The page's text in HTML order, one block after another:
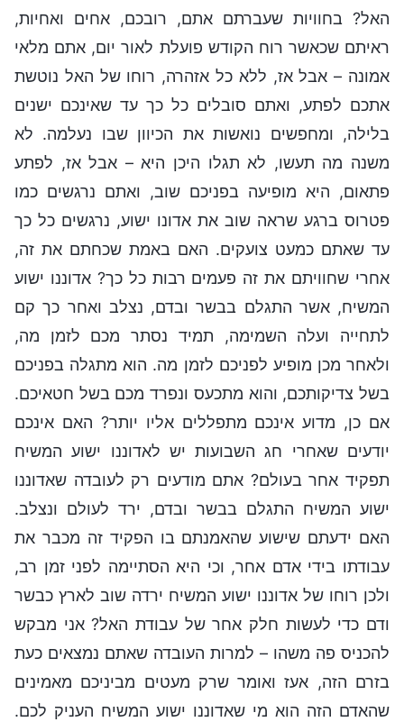
האל? בחוויות שעברתם אתם, רובכם, אחים ואחיות,
ראיתם שכאשר רוח הקודש פועלת לאור יום, אתם מלאי
אמונה – אבל אז, ללא כל אזהרה, רוחו של האל נוטשת
אתכם לפתע, ואתם סובלים כל כך עד שאינכם ישנים
בלילה, ומחפשים נואשות את הכיוון שבו נעלמה. לא
משנה מה תעשו, לא תגלו היכן היא – אבל אז, לפתע
פתאום, היא מופיעה בפניכם שוב, ואתם נרגשים כמו
פטרוס ברגע שראה שוב את אדונו ישוע, נרגשים כל כך
עד שאתם כמעט צועקים. האם באמת שכחתם את זה,
אחרי שחוויתם את זה פעמים רבות כל כך? אדוננו ישוע
המשיח, אשר התגלם בבשר ובדם, נצלב ואחר כך קם
לתחייה ועלה השמימה, תמיד נסתר מכם לזמן מה,
ולאחר מכן מופיע לפניכם לזמן מה. הוא מתגלה בפניכם
בשל צדיקותכם, והוא מתכעס ונפרד מכם בשל חטאיכם.
אם כן, מדוע אינכם מתפללים אליו יותר? האם אינכם
יודעים שאחרי חג השבועות יש לאדוננו ישוע המשיח
תפקיד אחר בעולם? אתם מודעים רק לעובדה שאדוננו
ישוע המשיח התגלם בבשר ובדם, ירד לעולם ונצלב.
האם ידעתם שישוע שהאמנתם בו הפקיד זה מכבר את
עבודתו בידי אדם אחר, וכי היא הסתיימה לפני זמן רב,
ולכן רוחו של אדוננו ישוע המשיח ירדה שוב לארץ כבשר
ודם כדי לעשות חלק אחר של עבודת האל? אני מבקש
להכניס פה משהו – למרות העובדה שאתם נמצאים כעת
בזרם הזה, אעז ואומר שרק מעטים מביניכם מאמינים
שהאדם הזה הוא מי שאדוננו ישוע המשיח העניק לכם.